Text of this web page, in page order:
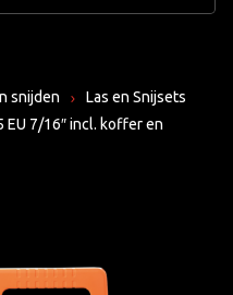
snijden
Las en Snijsets
7/16″ incl. koffer en